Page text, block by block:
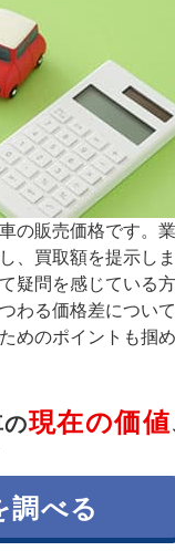
の販売価格です。
、買取額を提示しま
疑問を感じている
わる価格差につい
めのポイントも掴
の現在の価値
調べる